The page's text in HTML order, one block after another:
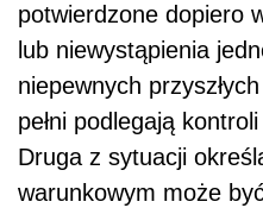
potwierdzone dopiero
lub niewystąpienia
niepewnych
pełni podlegają
Druga z sytuacji
warunkowym może